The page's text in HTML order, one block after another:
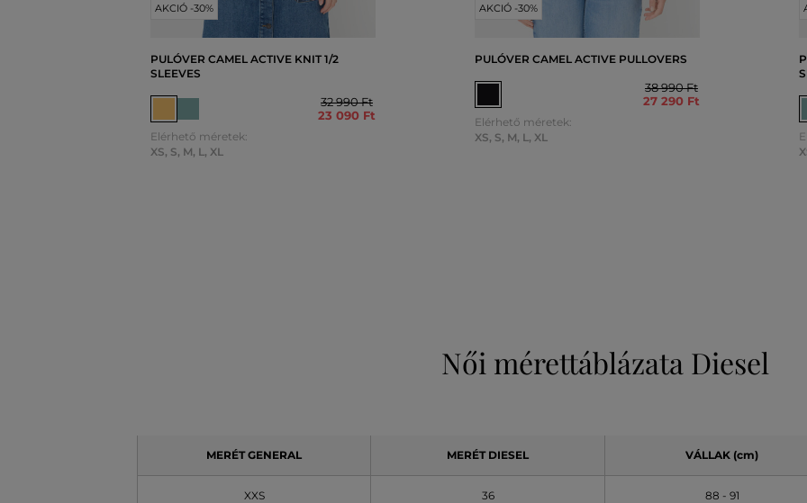
AKCIÓ -30%
PULÓVER CAMEL ACTIVE KNIT 1/2
SLEEVES
32 990 Ft
23 090 Ft
Elérhető méretek:
XS, S, M, L, XL
AKCIÓ -30%
PULÓVER CAMEL ACTIVE PULLOVERS
38 990 Ft
27 290 Ft
Elérhető méretek:
XS, S, M, L, XL
Női mérettáblázata Diesel
MERÉT GENERAL MERÉT DIESEL VÁLLAK (cm)
XXS 36 88 - 91